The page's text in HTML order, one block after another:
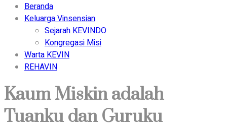
Beranda
Keluarga Vinsensian
Sejarah KEVINDO
Kongregasi Misi
Warta KEVIN
REHAVIN
Kaum Miskin adalah
Tuanku dan Guruku